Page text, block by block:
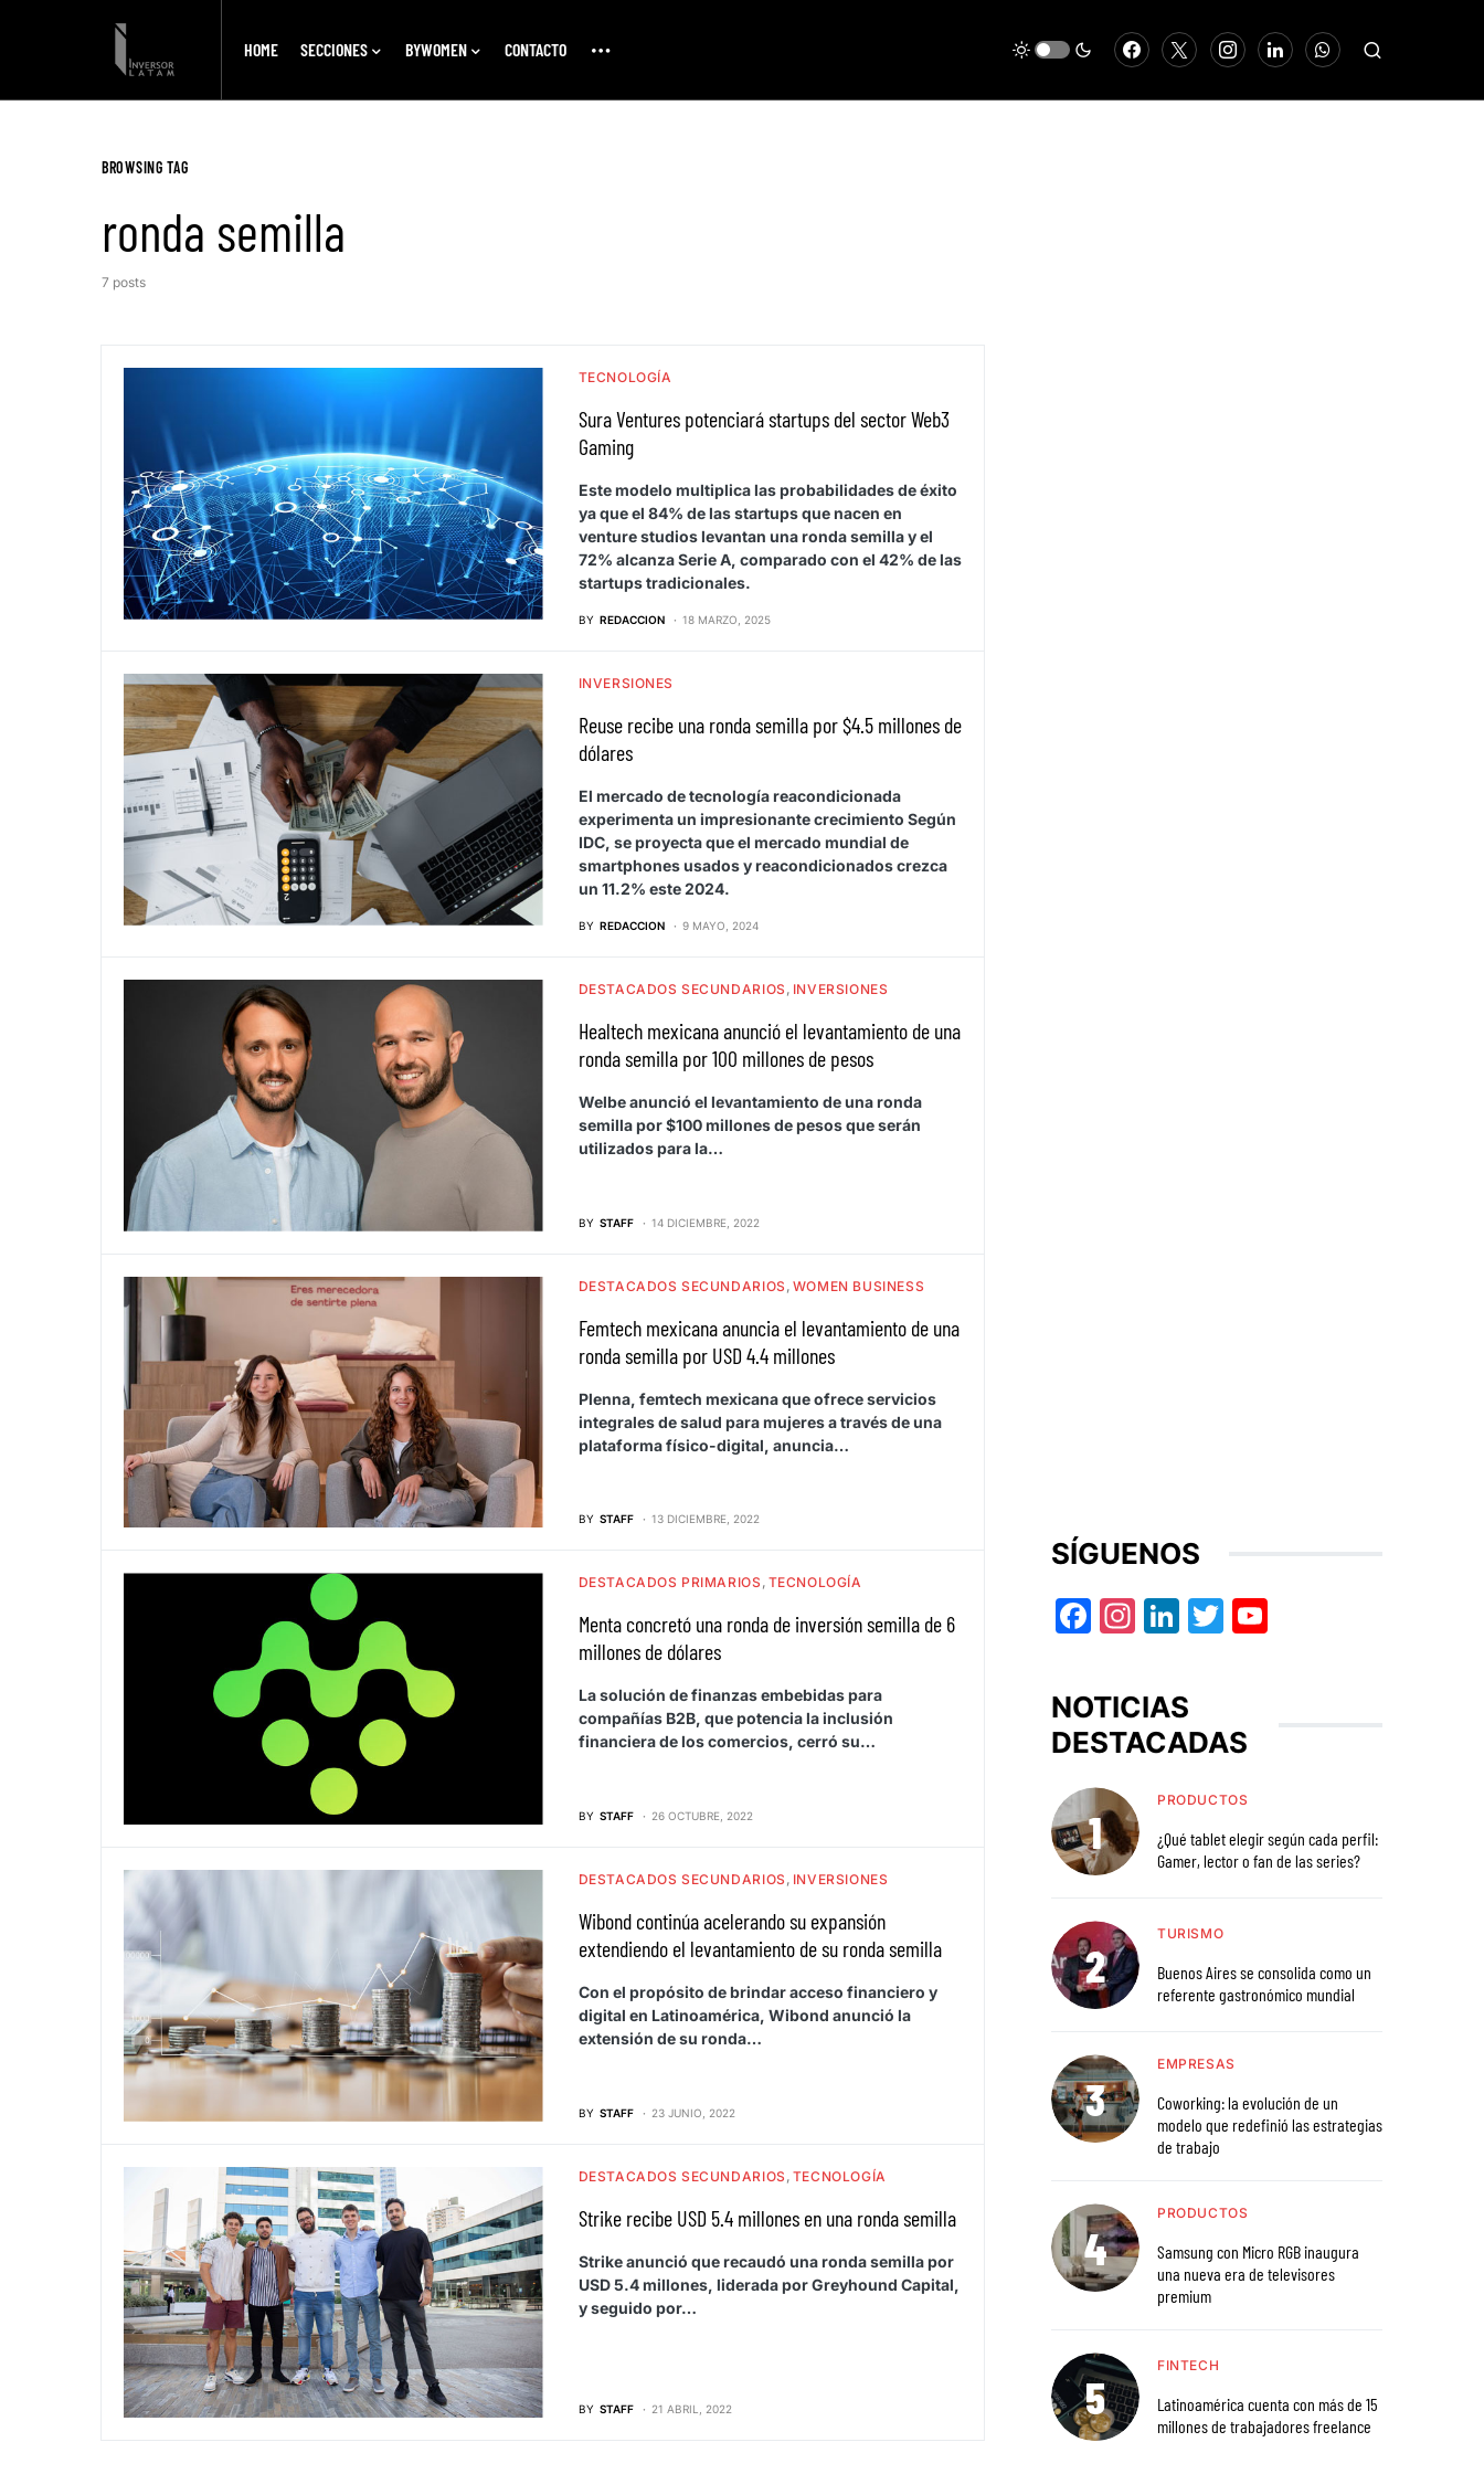
HOME SECCIONES BYWOMEN CONTACTO
BROWSING TAG
ronda semilla
7 posts
TECNOLOGÍA
Sura Ventures potenciará startups del sector Web3
Gaming
Este modelo multiplica las probabilidades de éxito
ya que el 84% de las startups que nacen en
venture studios levantan una ronda semilla y el
72% alcanza Serie A, comparado con el 42% de las
startups tradicionales.
BY REDACCION 18 MARZO, 2025
INVERSIONES
Reuse recibe una ronda semilla por $4.5 millones de
dólares
El mercado de tecnología reacondicionada
experimenta un impresionante crecimiento Según
IDC, se proyecta que el mercado mundial de
smartphones usados y reacondicionados crezca
un 11.2% este 2024.
BY REDACCION 9 MAYO, 2024
DESTACADOS SECUNDARIOS INVERSIONES
Healtech mexicana anunció el levantamiento de una
ronda semilla por 100 millones de pesos
Welbe anunció el levantamiento de una ronda
semilla por $100 millones de pesos que serán
utilizados para la…
BY STAFF 14 DICIEMBRE, 2022
DESTACADOS SECUNDARIOS WOMEN BUSINESS
Femtech mexicana anuncia el levantamiento de una
ronda semilla por USD 4.4 millones
Plenna, femtech mexicana que ofrece servicios
integrales de salud para mujeres a través de una
plataforma físico-digital, anuncia…
BY STAFF 13 DICIEMBRE, 2022
DESTACADOS PRIMARIOS TECNOLOGÍA
Menta concretó una ronda de inversión semilla de 6
millones de dólares
La solución de finanzas embebidas para
compañías B2B, que potencia la inclusión
financiera de los comercios, cerró su…
BY STAFF 26 OCTUBRE, 2022
DESTACADOS SECUNDARIOS INVERSIONES
Wibond continúa acelerando su expansión
extendiendo el levantamiento de su ronda semilla
Con el propósito de brindar acceso financiero y
digital en Latinoamérica, Wibond anunció la
extensión de su ronda…
BY STAFF 23 JUNIO, 2022
DESTACADOS SECUNDARIOS TECNOLOGÍA
Strike recibe USD 5.4 millones en una ronda semilla
Strike anunció que recaudó una ronda semilla por
USD 5.4 millones, liderada por Greyhound Capital,
y seguido por…
BY STAFF 21 ABRIL, 2022
SÍGUENOS
Facebook
Instagram
LinkedIn
Twitter
NOTICIAS
DESTACADAS
PRODUCTOS
¿Qué tablet elegir según cada perfil:
Gamer, lector o fan de las series?
TURISMO
Buenos Aires se consolida como un
referente gastronómico mundial
EMPRESAS
Coworking: la evolución de un
modelo que redefinió las estrategias
de trabajo
PRODUCTOS
Samsung con Micro RGB inaugura
una nueva era de televisores
premium
FINTECH
Latinoamérica cuenta con más de 15
millones de trabajadores freelance